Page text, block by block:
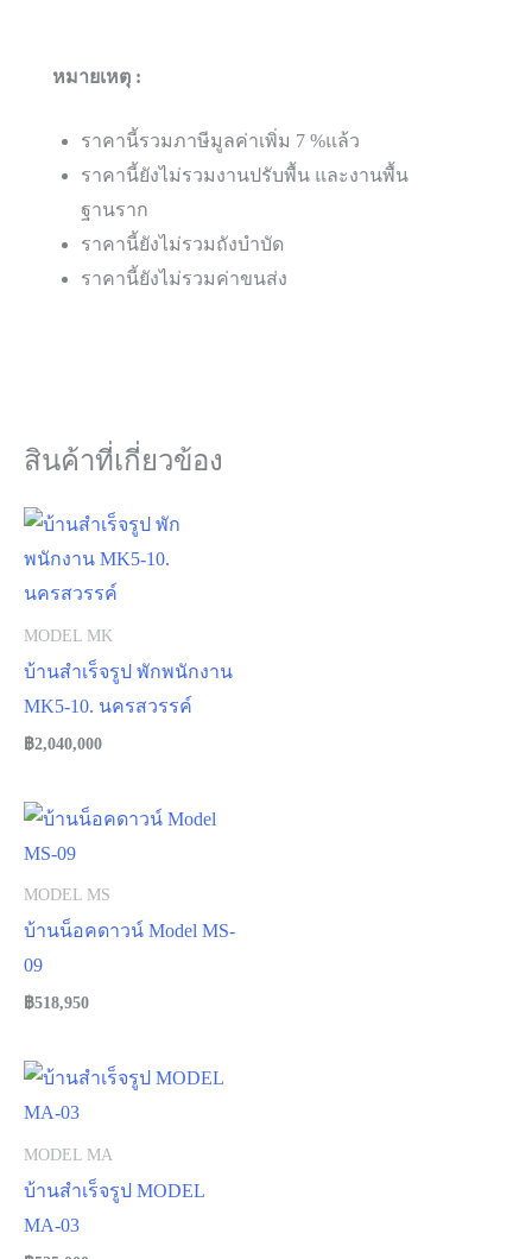
หมายเหตุ :
ราคานี้รวมภาษีมูลค่าเพิ่ม 7 %แล้ว
ราคานี้ยังไม่รวมงานปรับพื้น และงานพื้น
ฐานราก
ราคานี้ยังไม่รวมถังบำบัด
ราคานี้ยังไม่รวมค่าขนส่ง
สินค้าที่เกี่ยวข้อง
MODEL MK
บ้านสำเร็จรูป พักพนักงาน
MK5-10. นครสวรรค์
฿2,040,000
MODEL MS
บ้านน็อคดาวน์ Model MS-
09
฿518,950
MODEL MA
บ้านสำเร็จรูป MODEL
MA-03